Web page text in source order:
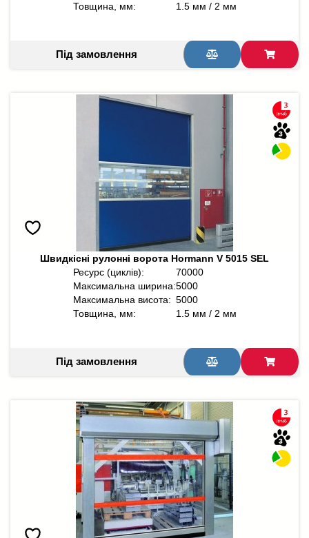
Товщина, мм:
1.5 мм / 2 мм
Під замовлення
Швидкісні рулонні ворота Hormann V 5015 SEL
Ресурс (циклів):
70000
Максимальна ширина:5000
Максимальна висота: 5000
Товщина, мм:
1.5 мм / 2 мм
Під замовлення